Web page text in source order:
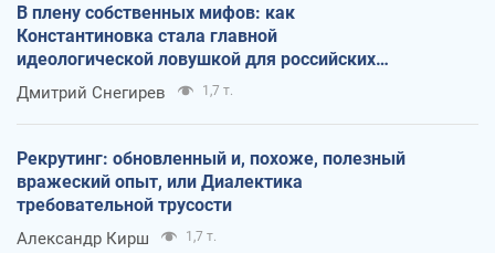
В плену собственных мифов: как
Константиновка стала главной
идеологической ловушкой для российских
оккупантов
Дмитрий Снегирев 1,7 т.
Рекрутинг: обновленный и, похоже, полезный
вражеский опыт, или Диалектика
требовательной трусости
Александр Кирш 1,7 т.